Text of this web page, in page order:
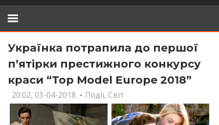
Українка потрапила до першої
п’ятірки престижного конкурсу
краси “Top Model Europe 2018”
20:02, 03-04-2018 Події, Світ